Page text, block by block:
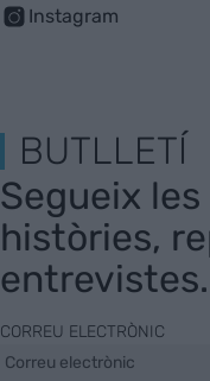
Instagram
BUTLLETÍ
Segueix
històries,
entrevistes.
CORREU ELECTRÒNIC